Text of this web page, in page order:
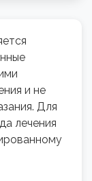
и не
Для
лечения